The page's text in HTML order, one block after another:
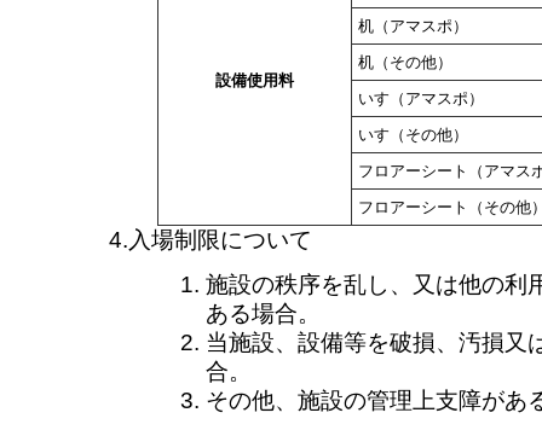
設備使用料
机（アマスポ）
机（その他）
いす（アマスポ）
いす（その他）
フロアーシート（アマス
フロアーシート（その他
4.入場制限について
施設の秩序を乱し、又は他の利
ある場合。
当施設、設備等を破損、汚損又
合。
その他、施設の管理上支障があ